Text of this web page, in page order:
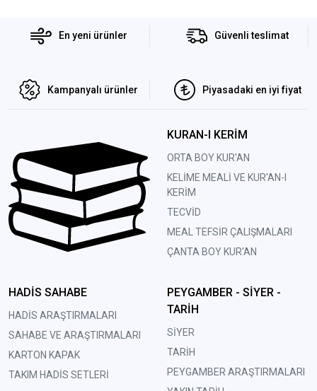
En yeni ürünler Güvenli teslimat
Kampanyalı ürünler Piyasadaki en iyi fiyat
KURAN-I KERİM
ORTA BOY KUR'AN
KELİME MEALİ VE KUR'AN-I
KERİM
TECVİD
MEAL TEFSİR ÇALIŞMALARI
ÇANTA BOY KUR'AN
HADİS SAHABE
HADİS ARAŞTIRMALARI
SAHABE VE ARAŞTIRMALARI
KARTON KAPAK
TAKIM HADİS SETLERİ
PEYGAMBER - SİYER -
TARİH
SİYER
TARİH
PEYGAMBER ARAŞTIRMALARI